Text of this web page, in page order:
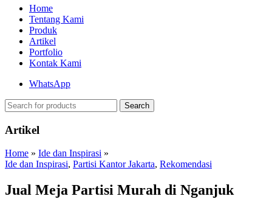
Home
Tentang Kami
Produk
Artikel
Portfolio
Kontak Kami
WhatsApp
Search
Artikel
Home » Ide dan Inspirasi »
Ide dan Inspirasi, Partisi Kantor Jakarta, Rekomendasi
Jual Meja Partisi Murah di Nganjuk